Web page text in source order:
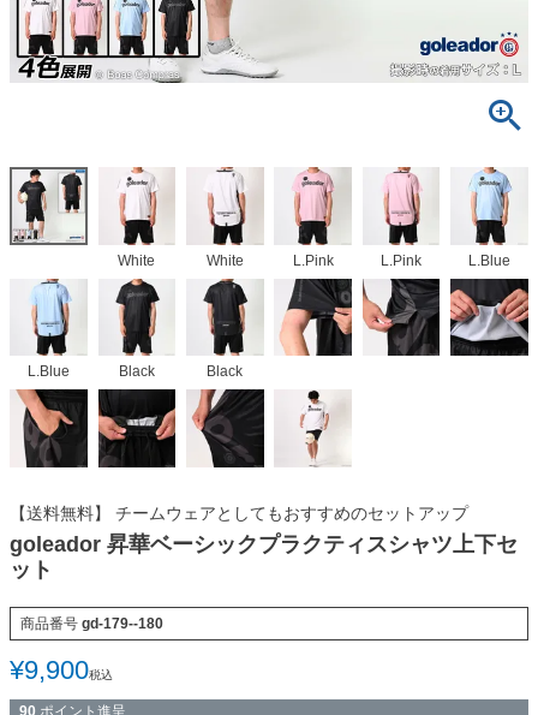
White White L.Pink L.Pink L.Blue
L.Blue Black Black
【送料無料】 チームウェアとしてもおすすめのセットアップ
goleador 昇華ベーシックプラクティスシャツ上下セ
ット
商品番号 gd-179--180
¥9,900税込
90 ポイント進呈